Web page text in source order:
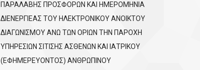
ΠΑΡΑΛΑΒΗΣ ΠΡΟΣΦΟΡΩΝ ΚΑΙ ΗΜΕΡΟΜΗΝΙΑ
ΔΙΕΝΕΡΓΙΕΑΣ ΤΟΥ ΗΛΕΚΤΡΟΝΙΚΟΥ ΑΝΟΙΚΤΟΥ
ΔΙΑΓΩΝΙΣΜΟΥ ΑΝΩ ΤΩΝ ΟΡΙΩΝ ΤΗΝ ΠΑΡΟΧΗ
ΥΠΗΡΕΣΙΩΝ ΣΙΤΙΣΗΣ ΑΣΘΕΝΩΝ ΚΑΙ ΙΑΤΡΙΚΟΥ
(ΕΦΗΜΕΡΕΥΟΝΤΟΣ) ΑΝΘΡΩΠΙΝΟΥ